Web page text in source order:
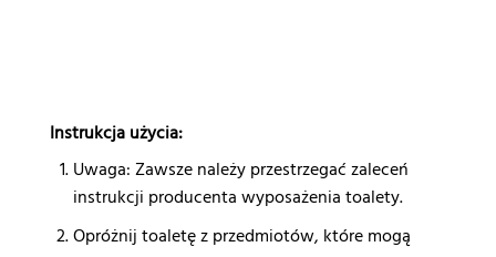
Instrukcja użycia:
Uwaga: Zawsze należy przestrzegać zaleceń
instrukcji producenta wyposażenia toalety.
Opróżnij toaletę z przedmiotów, które mogą